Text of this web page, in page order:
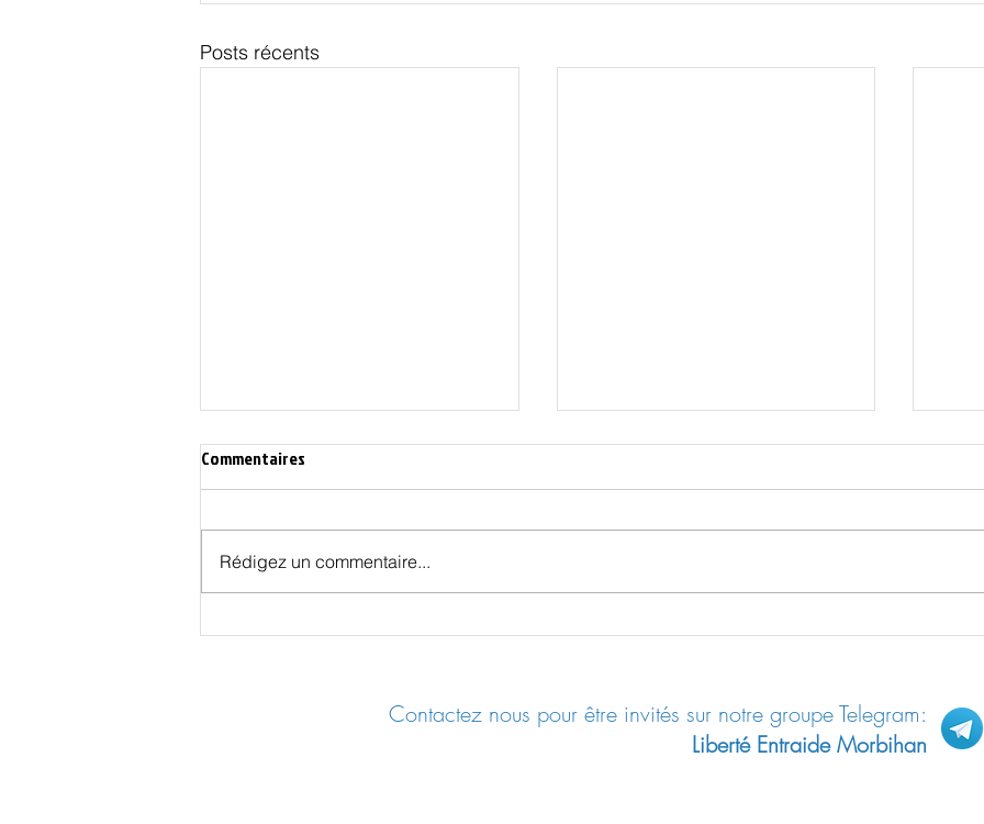
Posts récents
La
Commentaires
Rédigez un commentaire...
Contactez nous pour être invités sur notre groupe Telegram:
Liberté Entraide Morbihan